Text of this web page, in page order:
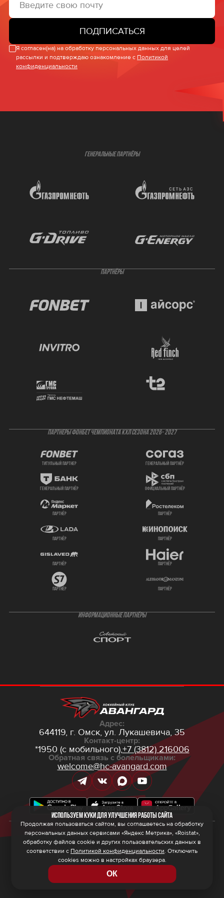
ПОДПИСАТЬСЯ
Я согласен(на) на обработку персональных данных для целей
рассылки и подтверждаю ознакомление с Политикой
конфиденциальности
ГЕНЕРАЛЬНЫЕ ПАРТНЁРЫ
ПАРТНЁРЫ
ПАРТНЕРЫ ФОНБЕТ ЧЕМПИОНАТА КХЛ СЕЗОНА 2026- 2027
титульный партнер генеральный партнёр
генеральный партнёр официальный партнёр
партнёр партнёр
партнёр партнёр
партнёр партнёр
партнёр партнёр
ИНФОРМАЦИОННЫЕ ПАРТНЁРЫ
Адрес:
644119, г. Омск, ул. Лукашевича, 35
Контакт-центр:
*1950 (с мобильного),+7 (3812) 216006
Обратная связь с болельщиками:
welcome@hc-avangard.com
© 2026 ООО ХК «Авангард»
Политика конфиденциальности
Политика обработки персональных данных
Правила программы лояльности
Используем куки для улучшения работы сайта
Продолжая пользоваться сайтом, вы соглашаетесь на обработку
персональных данных сервисами «Яндекс Метрика», «Roistat»,
обработку файлов cookie и других пользовательских данных в
соответствии с Политикой конфиденциальности. Отключить
cookies можно в настройках браузера.
ОК